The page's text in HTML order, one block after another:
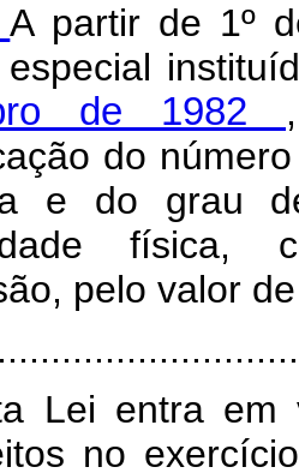
A partir de 1º
especial
de 1982
do
e do grau
física,
pelo valor
Lei entra
no